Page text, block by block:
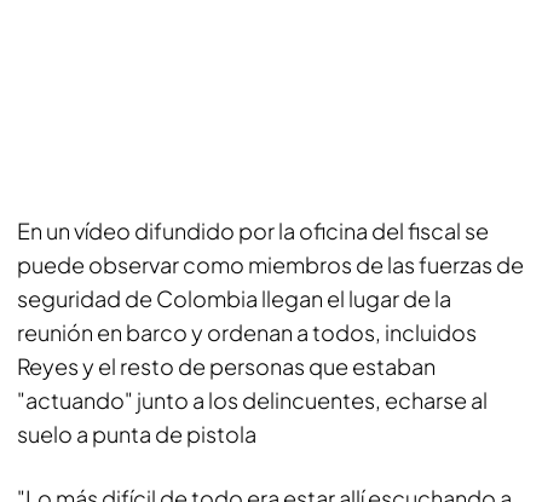
En un vídeo difundido por la oficina del fiscal se
puede observar como miembros de las fuerzas de
seguridad de Colombia llegan el lugar de la
reunión en barco y ordenan a todos, incluidos
Reyes y el resto de personas que estaban
"actuando" junto a los delincuentes, echarse al
suelo a punta de pistola